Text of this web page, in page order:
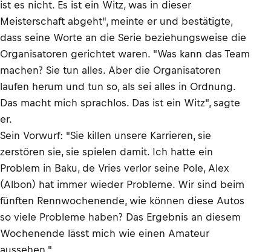
ist es nicht. Es ist ein Witz, was in dieser
Meisterschaft abgeht", meinte er und bestätigte,
dass seine Worte an die Serie beziehungsweise die
Organisatoren gerichtet waren. "Was kann das Team
machen? Sie tun alles. Aber die Organisatoren
laufen herum und tun so, als sei alles in Ordnung.
Das macht mich sprachlos. Das ist ein Witz", sagte
er.
Sein Vorwurf: "Sie killen unsere Karrieren, sie
zerstören sie, sie spielen damit. Ich hatte ein
Problem in Baku, de Vries verlor seine Pole, Alex
(Albon) hat immer wieder Probleme. Wir sind beim
fünften Rennwochenende, wie können diese Autos
so viele Probleme haben? Das Ergebnis an diesem
Wochenende lässt mich wie einen Amateur
aussehen."